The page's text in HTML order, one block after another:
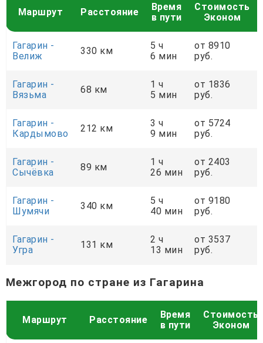
Маршрут Расстояние
Время
в пути
Стоимость
Эконом
Гагарин -
Велиж
330 км
5 ч
6 мин
от 8910
руб.
Гагарин -
Вязьма
68 км
1 ч
5 мин
от 1836
руб.
Гагарин -
Кардымово
212 км
3 ч
9 мин
от 5724
руб.
Гагарин -
Сычёвка
89 км
1 ч
26 мин
от 2403
руб.
Гагарин -
Шумячи
340 км
5 ч
40 мин
от 9180
руб.
Гагарин -
Угра
131 км
2 ч
13 мин
от 3537
руб.
Межгород по стране из Гагарина
Маршрут Расстояние
Время
в пути
Стоимость
Эконом